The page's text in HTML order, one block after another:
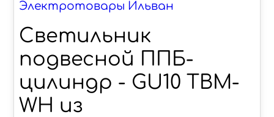
Электротовары Ильван
Светильник
подвесной ППБ-
цилиндр - GU10 TBM-
WH из